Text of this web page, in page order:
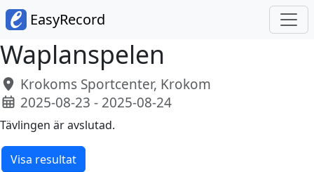
EasyRecord
Waplanspelen
Krokoms Sportcenter, Krokom
2025-08-23 - 2025-08-24
Tävlingen är avslutad.
Visa resultat